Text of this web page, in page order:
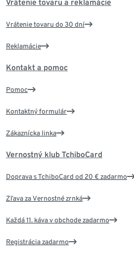
Vrátenie tovaru a reklamácie
Vrátenie tovaru do 30 dní
Reklamácie
Kontakt a pomoc
Pomoc
Kontaktný formulár
Zákaznícka linka
Vernostný klub TchiboCard
Doprava s TchiboCard od 20 € zadarmo
Zľava za Vernostné zrnká
Každá 11. káva v obchode zadarmo
Registrácia zadarmo